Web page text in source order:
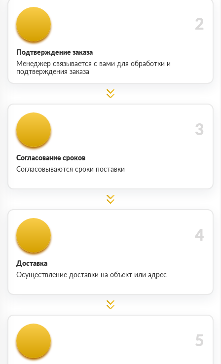
Подтверждение заказа
Менеджер связывается с вами для обработки и
подтверждения заказа
Согласование сроков
Согласовываются сроки поставки
Доставка
Осуществление доставки на объект или адрес